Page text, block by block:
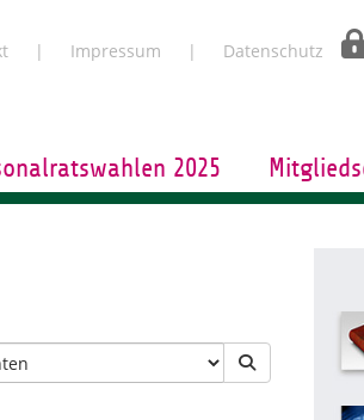
Impressum Datenschutz
2025